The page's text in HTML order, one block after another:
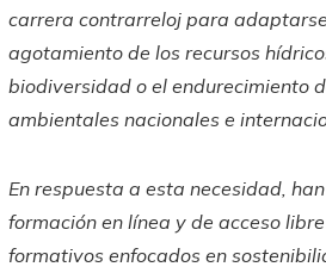
carrera contrarreloj para
agotamiento de los recursos
biodiversidad o el endurecimiento
ambientales nacionales e
En respuesta a esta necesidad,
formación en línea y de acceso
formativos enfocados en